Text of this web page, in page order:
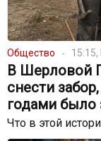
Общество
В Шерловой
снести
годами было
Что в этой